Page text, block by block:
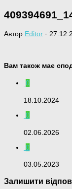
Автор Editor ·
Вам також має
0
18.10.2024
0
02.06.2026
0
03.05.2023
Залишити